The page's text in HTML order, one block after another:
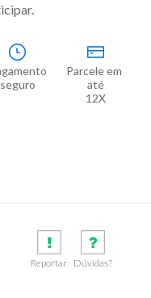
seguro
Parcele em
até
12X
Reportar Dúvidas?